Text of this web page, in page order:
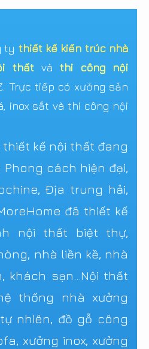
ty thiết kế kiến trúc nhà
thấtvàthi công nội
Trực tiếp có xưởng sản
inox sắt và thi công nội
kế nội thất đang
cách hiện đại,
Địa trung hải,
đã thiết kế
nội thất biệt thự,
nhà liền kề, nhà
khách sạn...Nội thất
thống nhà xưởng
nhiên, đồ gỗ công
xưởng inox, xưởng